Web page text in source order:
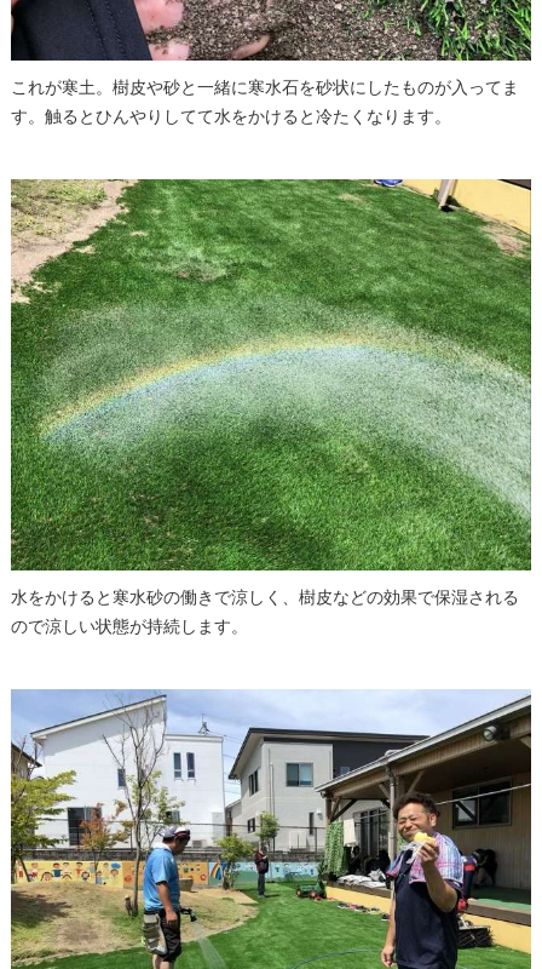
これが寒土。樹皮や砂と一緒に寒水石を砂状にしたものが入ってま
す。触るとひんやりしてて水をかけると冷たくなります。
水をかけると寒水砂の働きで涼しく、樹皮などの効果で保湿される
ので涼しい状態が持続します。